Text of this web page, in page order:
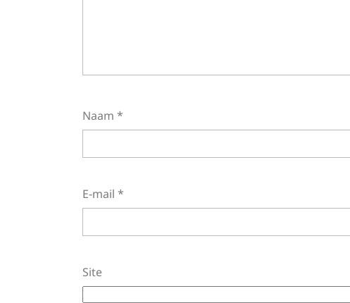
Naam *
E-mail *
Site